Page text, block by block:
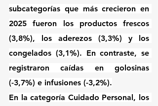
subcategorías que más crecieron en
2025 fueron los productos frescos
(3,8%), los aderezos (3,3%) y los
congelados (3,1%). En contraste, se
registraron caídas en golosinas
(-3,7%) e infusiones (-3,2%).
En la categoría Cuidado Personal, los